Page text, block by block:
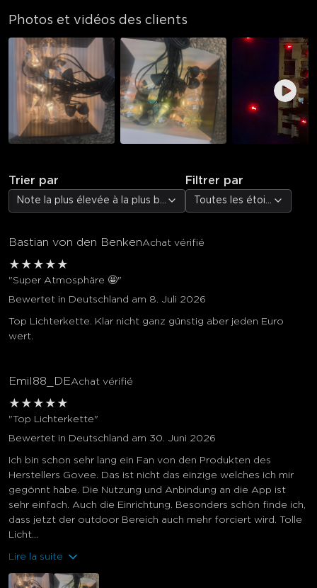
Photos et vidéos des clients
Trier par
Note la plus élevée à la plus basse
Filtrer par
Toutes les étoiles
Bastian von den BenkenAchat vérifié
★ ★ ★ ★ ★
"Super Atmosphäre 🤩"
Bewertet in Deutschland am 8. Juli 2026
Top Lichterkette. Klar nicht ganz günstig aber jeden Euro
wert.
Emil88_DEAchat vérifié
★ ★ ★ ★ ★
"Top Lichterkette"
Bewertet in Deutschland am 30. Juni 2026
Ich bin schon sehr lang ein Fan von den Produkten des
Herstellers Govee. Das ist nicht das einzige welches ich mir
gegönnt habe. Die Nutzung und Anbindung an die App ist
sehr einfach. Auch die Einrichtung. Besonders schön finde ich,
dass jetzt der outdoor Bereich auch mehr forciert wird. Tolle
Licht...
Lire la suite